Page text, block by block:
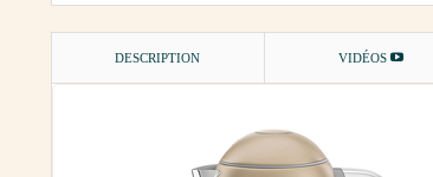
DESCRIPTION VIDÉOS